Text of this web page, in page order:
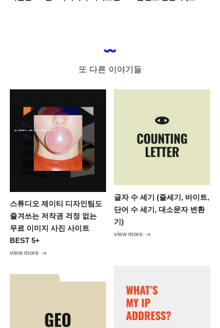
또 다른 이야기들
스튜디오 제이티 디자인팀도
즐겨쓰는 저작권 걱정 없는
무료 이미지 사진 사이트
BEST 5+
view more
글자 수 세기 (줄세기, 바이트,
단어 수 세기, 대소문자 변환
기)
view more